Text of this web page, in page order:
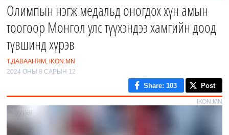
Олимпын нэгж медальд оногдох хүн амын
тоогоор Монгол улс түүхэндээ хамгийн доод
түвшинд хүрэв
Т.ДАВААНЯМ, IKON.MN
2024 ОНЫ 8 САРЫН 12
Share: 103 Post
IKON.MN